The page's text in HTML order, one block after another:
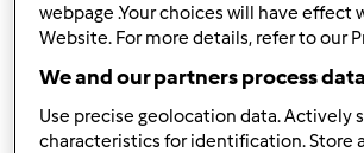
webpage .Your choices will have effect
Website. For more details, refer to our
We and our partners process
Use precise geolocation data. Actively
characteristics for identification. Store